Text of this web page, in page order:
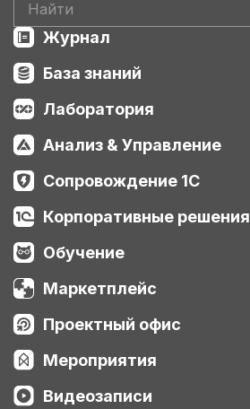
Журнал
База знаний
Лаборатория
Анализ & Управление
Сопровождение 1С
Корпоративные решения
Обучение
Маркетплейс
Проектный офис
Мероприятия
Видеозаписи